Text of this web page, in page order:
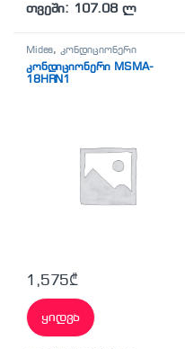
თვეში: 107.08 ლ
Midea,კონდიციონერი
კონდიციონერი MSMA-
18HRN1
1,575₾
ყიდვა